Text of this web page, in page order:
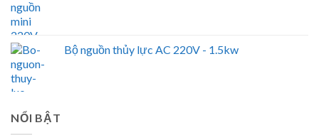
Bộ nguồn thủy lực AC 220V - 1.5kw
NỔI BẬT